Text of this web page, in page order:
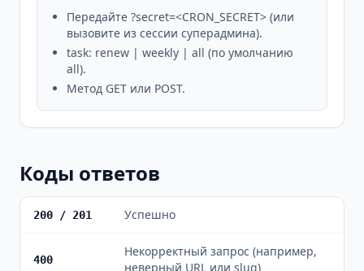
Передайте ?secret=<CRON_SECRET> (или
вызовите из сессии суперадмина).
task: renew | weekly | all (по умолчанию
all).
Метод GET или POST.
Коды ответов
200 / 201 Успешно
400
Некорректный запрос (например,
неверный URL или slug)